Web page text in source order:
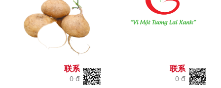
联系
0 đ
联系
0 đ